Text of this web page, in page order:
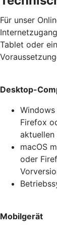
Für unser
Tablet oder
Desktop-
Windows
Firefox
aktuellen
macOS
oder
Mobilgerät